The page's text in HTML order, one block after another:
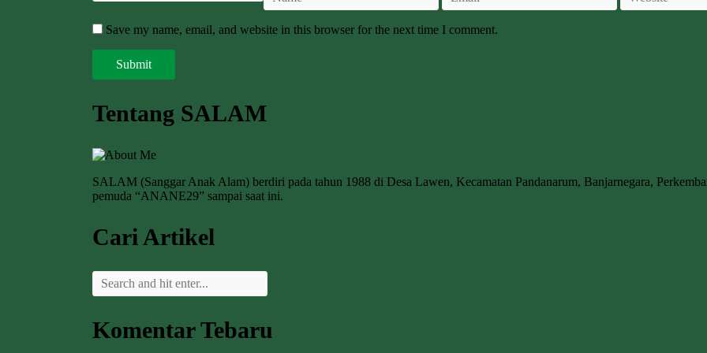
Save my name, email, and website in this browser for the next time I comment.
Tentang SALAM
SALAM (Sanggar Anak Alam) berdiri pada tahun 1988 di Desa Lawen, Kecamatan Pandanarum, Banjarnegara,
pemuda “ANANE29” sampai saat ini.
Cari Artikel
Komentar Tebaru